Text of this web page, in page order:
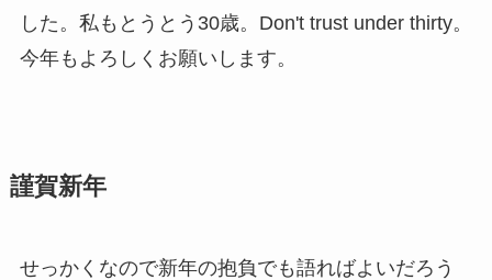
した。私もとうとう30歳。Don't trust under thirty。
今年もよろしくお願いします。
謹賀新年
せっかくなので新年の抱負でも語ればよいだろう